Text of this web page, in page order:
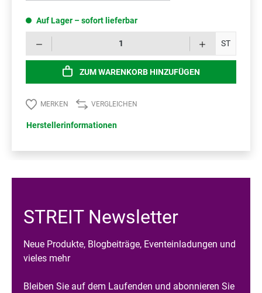
Auf Lager – sofort lieferbar
ST
ZUM WARENKORB HINZUFÜGEN
MERKEN VERGLEICHEN
Herstellerinformationen
STREIT Newsletter
Neue Produkte, Blogbeiträge, Eventeinladungen und
vieles mehr
Bleiben Sie auf dem Laufenden und abonnieren Sie